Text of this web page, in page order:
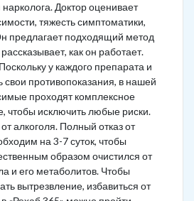
нарколога. Доктор оценивает
тяжесть симптоматики,
предлагает подходящий метод
как он работает.
у каждого препарата и
свои противопоказания, в нашей
проходят комплексное
чтобы исключить любые риски.
алкоголя. Полный отказ от
на 3-7 суток, чтобы
образом очистился от
и его метаболитов. Чтобы
вытрезвление, избавиться от